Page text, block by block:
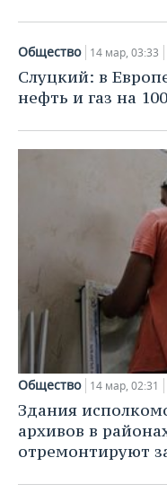
Общество 14 мар, 03:33
Слуцкий: в
нефть и газ на
Общество 14 мар, 02:31
Здания
архивов в
отремонтируют